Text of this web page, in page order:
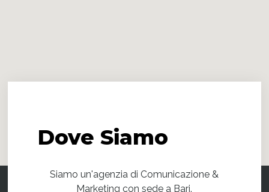
DoveSiamo
Siamo un'agenzia di Comunicazione &
Marketing con sede a Bari.